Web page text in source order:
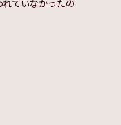
ていなかったの